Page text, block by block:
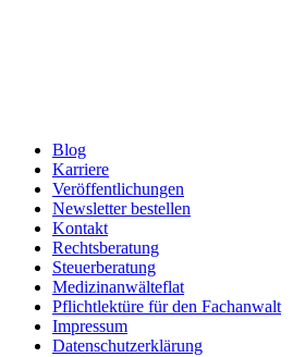
Blog
Karriere
Veröffentlichungen
Newsletter bestellen
Kontakt
Rechtsberatung
Steuerberatung
Medizinanwälteflat
Pflichtlektüre für den Fachanwalt
Impressum
Datenschutzerklärung